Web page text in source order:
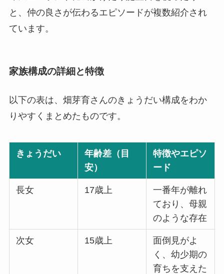
と、仲の良さが伝わるエピソードが複数紹介され
ています。
家族構成の詳細と特徴
以下の表は、畑芽育さんのきょうだい構成をわか
りやすくまとめたものです。
きょうだい
年齢差（目
安）
特徴やエピソ
ード
長女 17歳上
一番年が離れ
ており、母親
のような存在
次女 15歳上
面倒見がよ
く、幼少期の
育ちを支えた